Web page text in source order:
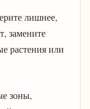
лишнее,
замените
растения или
зоны,